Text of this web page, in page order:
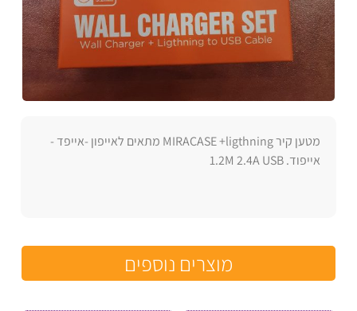
מטען קיר MIRACASE +ligthning מתאים לאייפון -אייפד -
אייפוד. 1.2M 2.4A USB
מוצרים נוספים